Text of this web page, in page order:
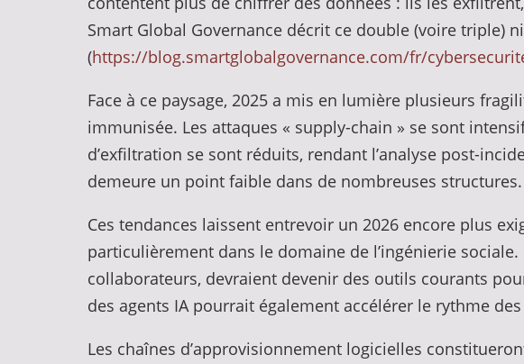
Smart Global Governance décrit ce double (voire triple)
(https://blog.smartglobalgovernance.com/fr/
Face à ce paysage, 2025 a mis en lumière plusieurs
immunisée. Les attaques « supply-chain » se sont
d’exfiltration se sont réduits, rendant l’analyse post-
demeure un point faible dans de nombreuses structures.
Ces tendances laissent entrevoir un 2026 encore plus
particulièrement dans le domaine de l’ingénierie
collaborateurs, devraient devenir des outils courants
des agents IA pourrait également accélérer le rythme
Les chaînes d’approvisionnement logicielles